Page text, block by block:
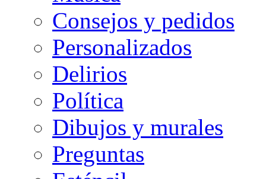
Consejos y pedidos
Personalizados
Delirios
Política
Dibujos y murales
Preguntas